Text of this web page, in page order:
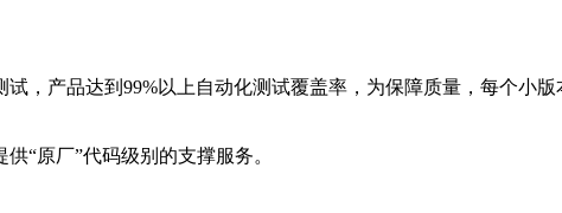
，产品达到99%以上自动化测试覆盖率，为保障质量，每个小版
“原厂”代码级别的支撑服务。